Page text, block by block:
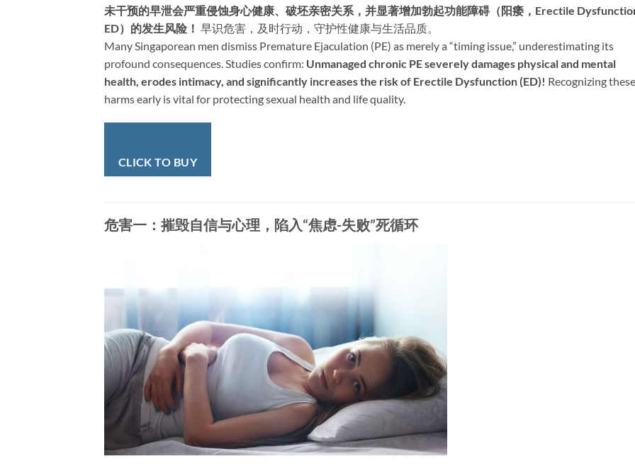
未干预的早泄会严重侵蚀身心健康、破坯亲密关系，并显著增加勃起功能障碍（阳痿，Erectile
ED）的发生风险！​ ​ 早识危害，及时行动，守护性健康与生活品质。
Many Singaporean men dismiss Premature Ejaculation (PE) as merely a “timing issue,” underestimating its
profound consequences. Studies confirm: ​ Unmanaged chronic PE severely damages physical and mental
health, erodes intimacy, and significantly increases the risk of Erectile Dysfunction (ED)!​ ​ Recognizing these
harms early is vital for protecting sexual health and life quality.
CLICK TO BUY
危害一：摧毁自信与心理，陷入“焦虑-失败”死循环